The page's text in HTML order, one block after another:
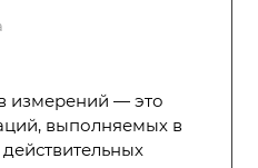
измерений — это
выполняемых в